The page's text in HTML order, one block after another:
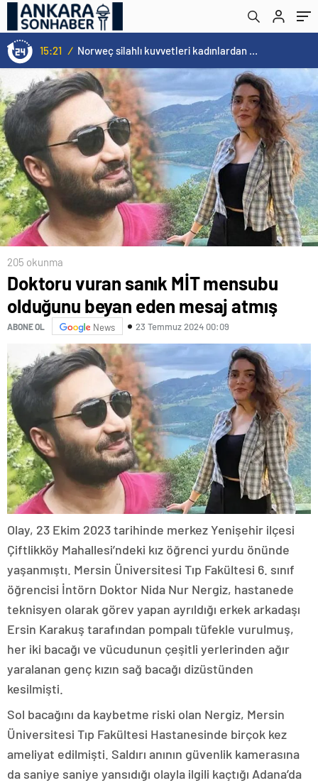
15:21 / Norweç silahlı kuvvetleri kadınlardan oluşan özel kuvvetler eğitimlerini başlattı.
205 okunma
Doktoru vuran sanık MİT mensubu
olduğunu beyan eden mesaj atmış
ABONE OL News 23 Temmuz 2024 00:09
Olay, 23 Ekim 2023 tarihinde merkez Yenişehir ilçesi
Çiftlikköy Mahallesi’ndeki kız öğrenci yurdu önünde
yaşanmıştı. Mersin Üniversitesi Tıp Fakültesi 6. sınıf
öğrencisi İntörn Doktor Nida Nur Nergiz, hastanede
teknisyen olarak görev yapan ayrıldığı erkek arkadaşı
Ersin Karakuş tarafından pompalı tüfekle vurulmuş,
her iki bacağı ve vücudunun çeşitli yerlerinden ağır
yaralanan genç kızın sağ bacağı dizüstünden
kesilmişti.
Sol bacağını da kaybetme riski olan Nergiz, Mersin
Üniversitesi Tıp Fakültesi Hastanesinde birçok kez
ameliyat edilmişti. Saldırı anının güvenlik kamerasına
da saniye saniye yansıdığı olayla ilgili kaçtığı Adana’da